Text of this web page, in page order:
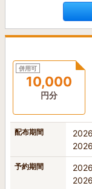
併用可
10,000
円分
配布期間
予約期間